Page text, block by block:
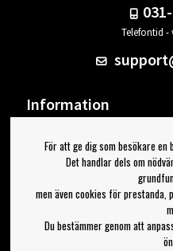
Telefontid -
Information
Om Bengans
FAQ / Köp- & Leveransvillkor
Jag vill ha
För att ge dig som besökare en
Det handlar dels om
men även cookies för
Du bestämmer genom att